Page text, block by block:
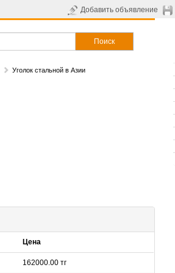
Добавить объявление
Поиск
Уголок стальной в Азии
Цена
162000.00 тг